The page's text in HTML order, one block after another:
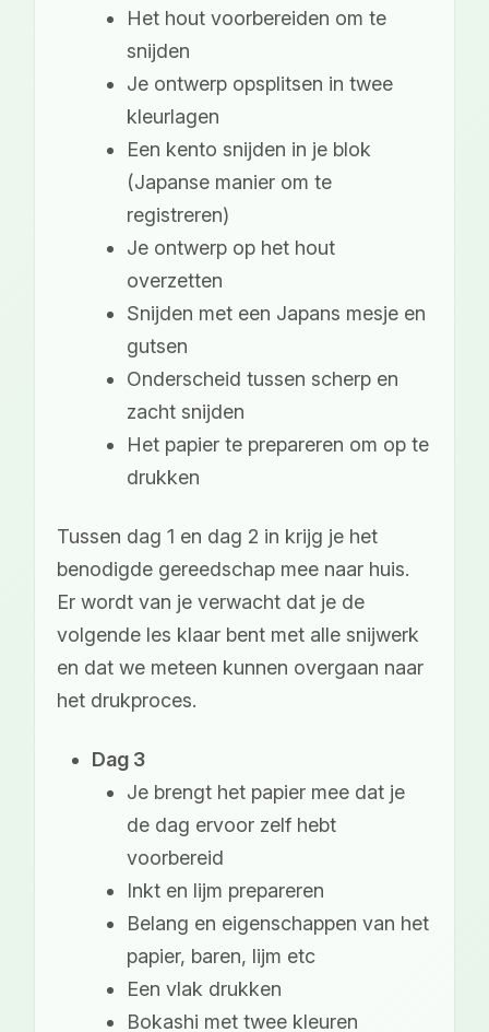
Het hout voorbereiden om te
snijden
Je ontwerp opsplitsen in twee
kleurlagen
Een kento snijden in je blok
(Japanse manier om te
registreren)
Je ontwerp op het hout
overzetten
Snijden met een Japans mesje en
gutsen
Onderscheid tussen scherp en
zacht snijden
Het papier te prepareren om op te
drukken
Tussen dag 1 en dag 2 in krijg je het
benodigde gereedschap mee naar huis.
Er wordt van je verwacht dat je de
volgende les klaar bent met alle snijwerk
en dat we meteen kunnen overgaan naar
het drukproces.
Dag 3
Je brengt het papier mee dat je
de dag ervoor zelf hebt
voorbereid
Inkt en lijm prepareren
Belang en eigenschappen van het
papier, baren, lijm etc
Een vlak drukken
Bokashi met twee kleuren